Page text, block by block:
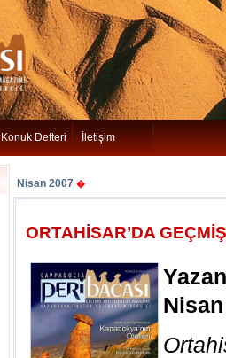
Konuk Defteri İletişim
Nisan 2007 �
ORTAHİSAR’DA